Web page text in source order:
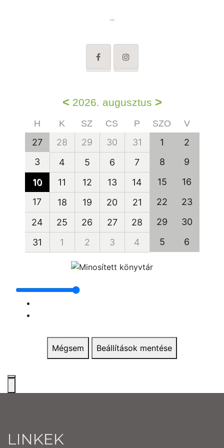
...
< 2026. augusztus >
H K SZ CS P SZO V
27 28 29 30 31 1
2
3
4 5 6 7 8
9
10
11 12 13 14 15
16
17
18 19 20 21 22
23
24
25 26 27 28 29
30
31
1 2 3 4 5 6
Mégsem Beállítások mentése
LINKEK